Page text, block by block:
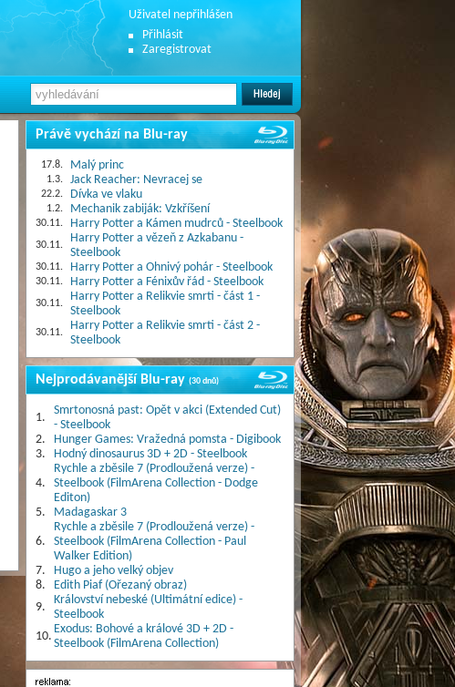
Uživatel nepřihlášen
Přihlásit
Zaregistrovat
Právě vychází na Blu-ray
17.8. Malý princ
1.3. Jack Reacher: Nevracej se
22.2. Dívka ve vlaku
1.2. Mechanik zabiják: Vzkříšení
30.11. Harry Potter a Kámen mudrců - Steelbook
30.11.
Harry Potter a vězeň z Azkabanu -
Steelbook
30.11. Harry Potter a Ohnivý pohár - Steelbook
30.11. Harry Potter a Fénixův řád - Steelbook
30.11.
Harry Potter a Relikvie smrti - část 1 -
Steelbook
30.11.
Harry Potter a Relikvie smrti - část 2 -
Steelbook
Nejprodávanější Blu-ray(30 dnů)
1.
Smrtonosná past: Opět v akci (Extended Cut)
- Steelbook
2.
Hunger Games: Vražedná pomsta - Digibook
3.
Hodný dinosaurus 3D + 2D - Steelbook
4.
Rychle a zběsile 7 (Prodloužená verze) -
Steelbook (FilmArena Collection - Dodge
Editon)
5.
Madagaskar 3
6.
Rychle a zběsile 7 (Prodloužená verze) -
Steelbook (FilmArena Collection - Paul
Walker Edition)
7.
Hugo a jeho velký objev
8.
Edith Piaf (Ořezaný obraz)
9.
Království nebeské (Ultimátní edice) -
Steelbook
10.
Exodus: Bohové a králové 3D + 2D -
Steelbook (FilmArena Collection)